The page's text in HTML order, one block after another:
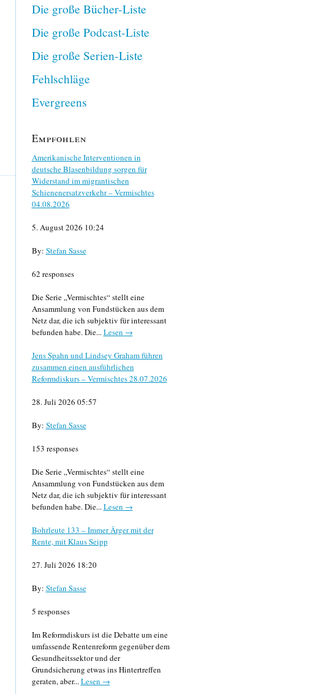
Die große Bücher-Liste
Die große Podcast-Liste
Die große Serien-Liste
Fehlschläge
Evergreens
Empfohlen
Amerikanische Interventionen in
deutsche Blasenbildung sorgen für
Widerstand im migrantischen
Schienenersatzverkehr – Vermischtes
04.08.2026
5. August 2026 10:24
By: Stefan Sasse
62 responses
Die Serie „Vermischtes“ stellt eine
Ansammlung von Fundstücken aus dem
Netz dar, die ich subjektiv für interessant
befunden habe. Die...Lesen →
Jens Spahn und Lindsey Graham führen
zusammen einen ausführlichen
Reformdiskurs – Vermischtes 28.07.2026
28. Juli 2026 05:57
By: Stefan Sasse
153 responses
Die Serie „Vermischtes“ stellt eine
Ansammlung von Fundstücken aus dem
Netz dar, die ich subjektiv für interessant
befunden habe. Die...Lesen →
Bohrleute 133 – Immer Ärger mit der
Rente, mit Klaus Seipp
27. Juli 2026 18:20
By: Stefan Sasse
5 responses
Im Reformdiskurs ist die Debatte um eine
umfassende Rentenreform gegenüber dem
Gesundheitssektor und der
Grundsicherung etwas ins Hintertreffen
geraten, aber...Lesen →